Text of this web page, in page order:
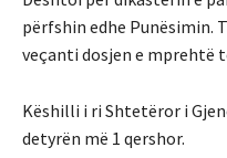
përfshin edhe Punësimin.
veçanti dosjen e mprehtë
Këshilli i ri Shtetëror i
detyrën më 1 qershor.